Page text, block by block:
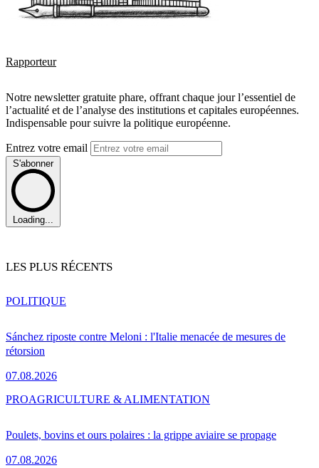
Rapporteur
Notre newsletter gratuite phare, offrant chaque jour l’essentiel de
l’actualité et de l’analyse des institutions et capitales européennes.
Indispensable pour suivre la politique européenne.
Entrez votre email
S'abonner
Loading...
LES PLUS RÉCENTS
Sánchez riposte contre Meloni : l'Italie menacée de mesures de
rétorsion
07.08.2026
POLITIQUE
Poulets, bovins et ours polaires : la grippe aviaire se propage
07.08.2026
PROAGRICULTURE & ALIMENTATION